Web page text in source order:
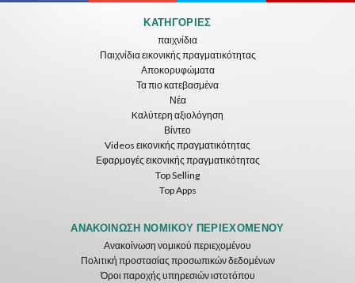
Caminandes
ToroGames
Δωρεάν Δωρεάν
ToroGames ToroGames
Δωρεάν
ToroGames
Δωρεάν
ΚΑΤΗΓΟΡΊΕΣ
παιχνίδια
Παιχνίδια εικονικής πραγματικότητας
Αποκορυφώματα
Τα πιο κατεβασμένα
Νέα
Kαλύτερη αξιολόγηση
Βίντεο
Videos εικονικής πραγματικότητας
Εφαρμογές εικονικής πραγματικότητας
Top Selling
Top Apps
ΑΝΑΚΟΊΝΩΣΗ ΝΟΜΙΚΟΎ ΠΕΡΙΕΧΟΜΈΝΟΥ
Ανακοίνωση νομικού περιεχομένου
Πολιτική προστασίας προσωπικών δεδομένων
Όροι παροχής υπηρεσιών ιστοτόπου